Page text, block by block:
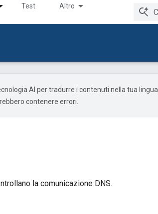
Test Altro
AI per tradurre i contenuti nella tua lingua
contenere errori.
la comunicazione DNS.